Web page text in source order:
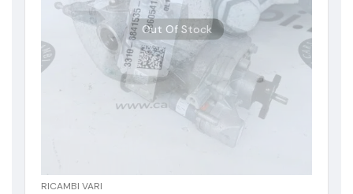
Out Of Stock
RICAMBI VARI